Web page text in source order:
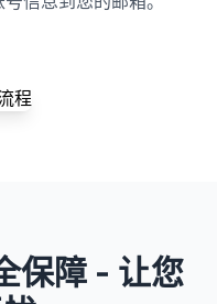
保障 - 让您